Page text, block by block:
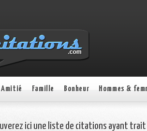
Amitié Famille Bonheur Hommes &
ici une liste de citations ayant trait